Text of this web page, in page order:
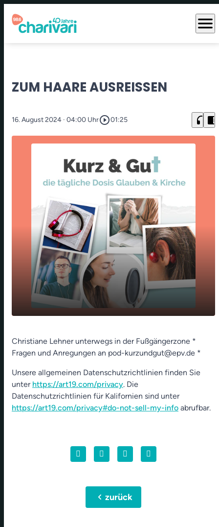
menu
ZUM HAARE AUSREISSEN
16. August 2024 · 04:00 Uhrplay_circle_outline01:25 headphones chrome_reader_mode
play_arrow
00:00 01:25
Christiane Lehner unterwegs in der Fußgängerzone *
Fragen und Anregungen an pod-kurzundgut@epv.de *
Unsere allgemeinen Datenschutzrichtlinien finden Sie
unter https://art19.com/privacy. Die
Datenschutzrichtlinien für Kalifornien sind unter
https://art19.com/privacy#do-not-sell-my-info abrufbar.
chevron_leftzurück